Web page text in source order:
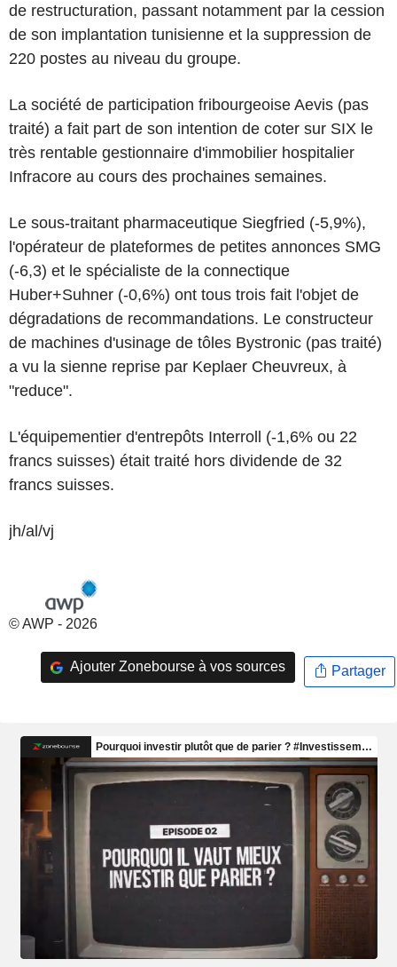
de restructuration, passant notamment par la cession
de son implantation tunisienne et la suppression de
220 postes au niveau du groupe.
La société de participation fribourgeoise Aevis (pas
traité) a fait part de son intention de coter sur SIX le
très rentable gestionnaire d'immobilier hospitalier
Infracore au cours des prochaines semaines.
Le sous-traitant pharmaceutique Siegfried (-5,9%),
l'opérateur de plateformes de petites annonces SMG
(-6,3) et le spécialiste de la connectique
Huber+Suhner (-0,6%) ont tous trois fait l'objet de
dégradations de recommandations. Le constructeur
de machines d'usinage de tôles Bystronic (pas traité)
a vu la sienne reprise par Keplaer Cheuvreux, à
"reduce".
L'équipementier d'entrepôts Interroll (-1,6% ou 22
francs suisses) était traité hors dividende de 32
francs suisses.
jh/al/vj
© AWP - 2026
Ajouter Zonebourse à vos sources Partager